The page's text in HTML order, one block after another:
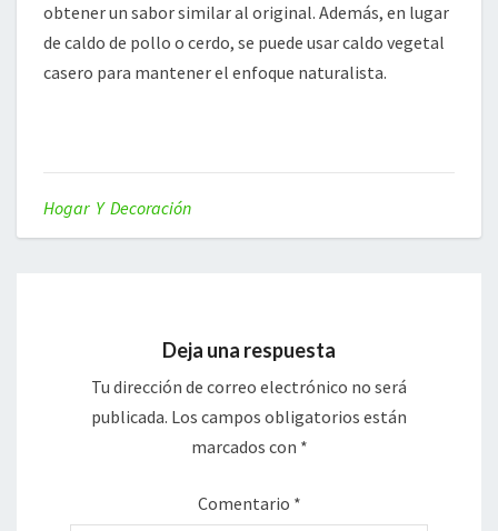
obtener un sabor similar al original. Además, en lugar
de caldo de pollo o cerdo, se puede usar caldo vegetal
casero para mantener el enfoque naturalista.
Hogar Y Decoración
Deja una respuesta
Tu dirección de correo electrónico no será
publicada. Los campos obligatorios están
marcados con *
Comentario *